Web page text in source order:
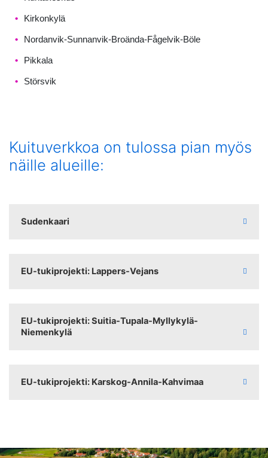
Kirkonkylä
Nordanvik-Sunnanvik-Broända-Fågelvik-Böle
Pikkala
Störsvik
Kuituverkkoa on tulossa pian myös
näille alueille:
Sudenkaari
EU-tukiprojekti: Lappers-Vejans
EU-tukiprojekti: Suitia-Tupala-Myllykylä-
Niemenkylä
EU-tukiprojekti: Karskog-Annila-Kahvimaa